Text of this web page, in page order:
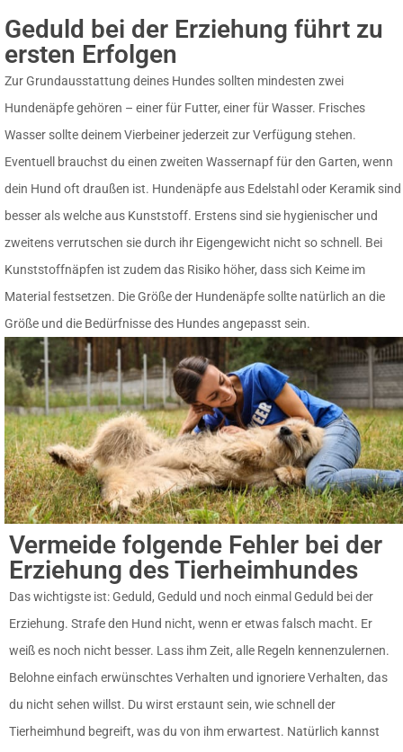
Geduld bei der Erziehung führt zu
ersten Erfolgen
Zur Grundausstattung deines Hundes sollten mindesten zwei
Hundenäpfe gehören – einer für Futter, einer für Wasser. Frisches
Wasser sollte deinem Vierbeiner jederzeit zur Verfügung stehen.
Eventuell brauchst du einen zweiten Wassernapf für den Garten, wenn
dein Hund oft draußen ist. Hundenäpfe aus Edelstahl oder Keramik sind
besser als welche aus Kunststoff. Erstens sind sie hygienischer und
zweitens verrutschen sie durch ihr Eigengewicht nicht so schnell. Bei
Kunststoffnäpfen ist zudem das Risiko höher, dass sich Keime im
Material festsetzen. Die Größe der Hundenäpfe sollte natürlich an die
Größe und die Bedürfnisse des Hundes angepasst sein.
Vermeide folgende Fehler bei der
Erziehung des Tierheimhundes
Das wichtigste ist: Geduld, Geduld und noch einmal Geduld bei der
Erziehung. Strafe den Hund nicht, wenn er etwas falsch macht. Er
weiß es noch nicht besser. Lass ihm Zeit, alle Regeln kennenzulernen.
Belohne einfach erwünschtes Verhalten und ignoriere Verhalten, das
du nicht sehen willst. Du wirst erstaunt sein, wie schnell der
Tierheimhund begreift, was du von ihm erwartest. Natürlich kannst